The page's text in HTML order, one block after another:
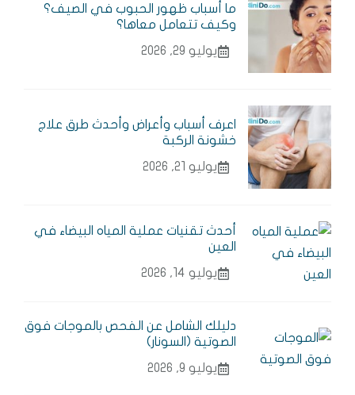
ما أسباب ظهور الحبوب في الصيف؟
وكيف تتعامل معاها؟
يوليو 29, 2026
اعرف أسباب وأعراض وأحدث طرق علاج
خشونة الركبة
يوليو 21, 2026
أحدث تقنيات عملية المياه البيضاء في
العين
يوليو 14, 2026
دليلك الشامل عن الفحص بالموجات فوق
الصوتية (السونار)
يوليو 9, 2026